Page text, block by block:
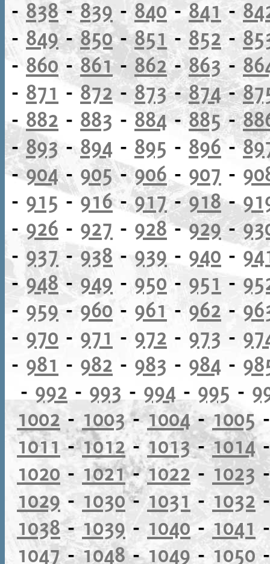
- 838-839 - 840-841 -
- 849-850-851 - 852 -
- 860 -861- 862-863-
- 871 -872 -873-874-
- 882 - 883 - 884-885-
-893-894 - 895 - 896-
-904- 905-906 - 907 -
- 915 -916-917-918-
- 926 - 927 - 928-929-
- 937 -938 - 939 - 940 -
-948- 949 - 950 - 951 -
- 959 - 960 - 961 - 962 -
- 970 - 971 - 972 - 973 -
- 981 - 982 - 983 - 984 -
- 992 - 993 - 994 - 995 -
1002 - 1003-1004-1005
1011-1012-1013-1014
1020 - 1021-1022 - 1023
1029 - 1030-1031 - 1032
1038-1039 - 1040-1041
1047-1048-1049-1050